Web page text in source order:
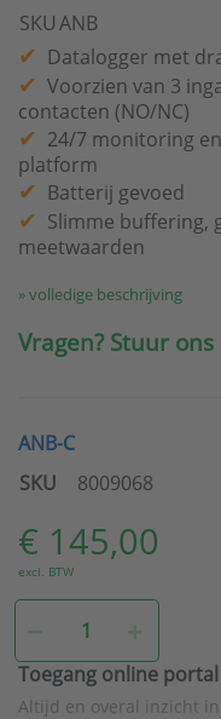
SKUANB
Datalogger met
Voorzien van 3
contacten (NO/NC)
24/7 monitoring
platform
Batterij gevoed
Slimme buffering,
meetwaarden
» volledige beschrijving
Vragen? Stuur
ANB-C
SKU
8009068
€ 145,00
excl. BTW
Toegang online portal
Altijd en overal inzicht